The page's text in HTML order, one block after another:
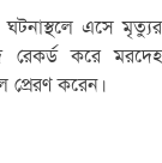
ঘটনাস্থলে এসে মৃত্যুর
রেকর্ড করে মরদেহ
প্রেরণ করেন।